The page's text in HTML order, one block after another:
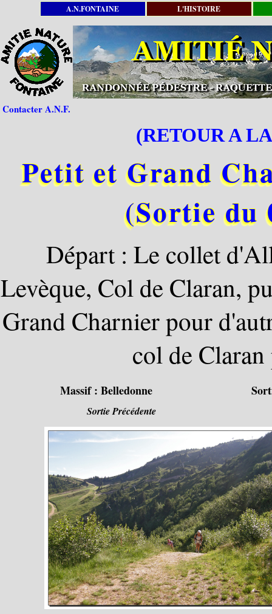
A.N.FONTAINE L'HISTOIRE
Contacter A.N.F.
(RETOUR A
Petit et Grand
(Sortie du
Départ : Le collet
Levèque, Col de Claran,
Grand Charnier pour
col de
Massif : Belledonne
Sortie Précédente